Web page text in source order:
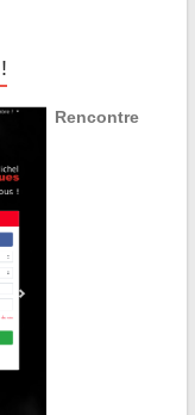
Rencontre